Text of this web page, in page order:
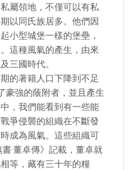
屬領地，不僅可以有私
以同氏族居多。他們因
小型城堡一樣的堡壘，
這種風氣的產生，由來
三國時代。
的著籍人口下降到不足
豪強的蔭附者，並且產生
，我們能看到有一些能
爭侵襲的組織在不斷發
成為風氣。這些組織可
·董卓傳》記載，董卓就
等，藏有三十年的糧